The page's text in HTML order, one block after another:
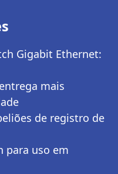
Gigabit Ethernet:
mais
de registro de
para uso em